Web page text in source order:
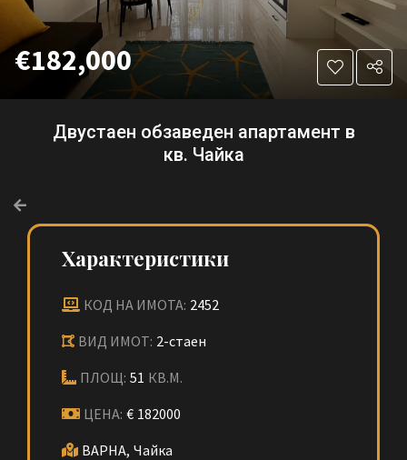
€182,000
Двустаен обзаведен апартамент в
кв. Чайка
Характеристики
КОД НА ИМОТА: 2452
ВИД ИМОТ: 2-стаен
ПЛОЩ: 51 КВ.М.
ЦЕНА: € 182000
ВАРНА, Чайка